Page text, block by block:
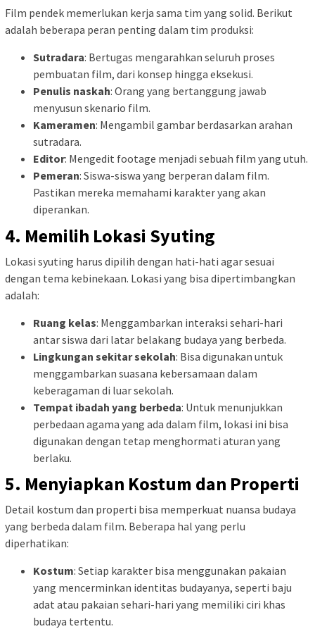
Film pendek memerlukan kerja sama tim yang solid. Berikut
adalah beberapa peran penting dalam tim produksi:
Sutradara: Bertugas mengarahkan seluruh proses
pembuatan film, dari konsep hingga eksekusi.
Penulis naskah: Orang yang bertanggung jawab
menyusun skenario film.
Kameramen: Mengambil gambar berdasarkan arahan
sutradara.
Editor: Mengedit footage menjadi sebuah film yang utuh.
Pemeran: Siswa-siswa yang berperan dalam film.
Pastikan mereka memahami karakter yang akan
diperankan.
4. Memilih Lokasi Syuting
Lokasi syuting harus dipilih dengan hati-hati agar sesuai
dengan tema kebinekaan. Lokasi yang bisa dipertimbangkan
adalah:
Ruang kelas: Menggambarkan interaksi sehari-hari
antar siswa dari latar belakang budaya yang berbeda.
Lingkungan sekitar sekolah: Bisa digunakan untuk
menggambarkan suasana kebersamaan dalam
keberagaman di luar sekolah.
Tempat ibadah yang berbeda: Untuk menunjukkan
perbedaan agama yang ada dalam film, lokasi ini bisa
digunakan dengan tetap menghormati aturan yang
berlaku.
5. Menyiapkan Kostum dan Properti
Detail kostum dan properti bisa memperkuat nuansa budaya
yang berbeda dalam film. Beberapa hal yang perlu
diperhatikan:
Kostum: Setiap karakter bisa menggunakan pakaian
yang mencerminkan identitas budayanya, seperti baju
adat atau pakaian sehari-hari yang memiliki ciri khas
budaya tertentu.